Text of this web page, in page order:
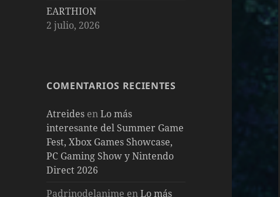
EARTHION
2 julio, 2026
COMENTARIOS RECIENTES
Atreides enLo más
interesante del Summer Game
Fest, Xbox Games Showcase,
PC Gaming Show y Nintendo
Direct 2026
Padrinodelanime enLo más